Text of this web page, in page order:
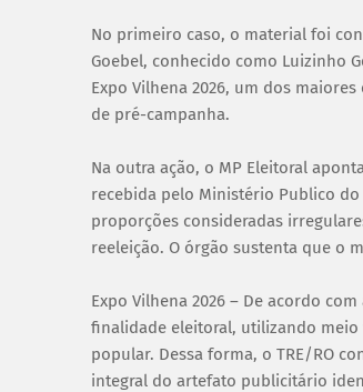
No primeiro caso, o material foi
Goebel, conhecido como Luizinho
Expo Vilhena 2026, um dos
de pré-campanha.
Na outra ação, o MP Eleitoral
recebida pelo Ministério Publico do
proporções consideradas
reeleição. O órgão sustenta que o
Expo Vilhena 2026 – De acordo
finalidade eleitoral, utilizando meio
popular. Dessa forma, o TRE/RO
integral do artefato publicitário